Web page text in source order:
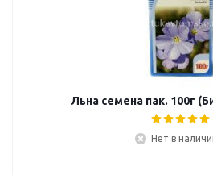
Льна семена пак. 100г
Нет в